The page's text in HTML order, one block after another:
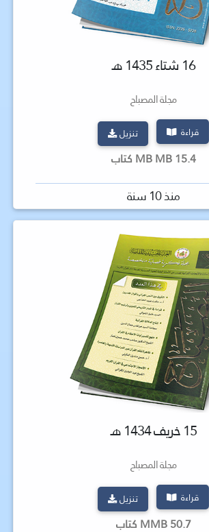
16 شتاء 1435 هـ
مجلة المصباح
قراءة تنزيل
15.4 MB MB كتاب
منذ 10 سنة
15 خريف 1434 هـ
مجلة المصباح
قراءة تنزيل
50.7 MMB كتاب